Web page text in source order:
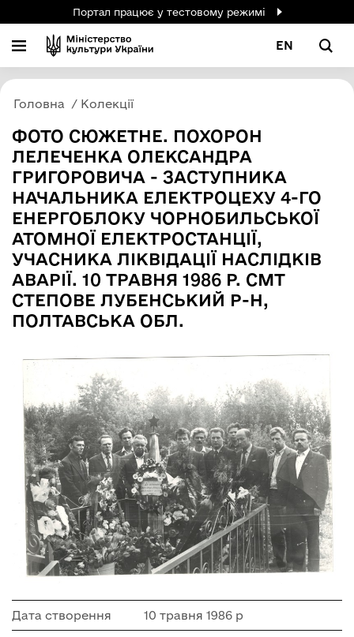
Портал працює у тестовому режимі
EN
Головна Колекції
ФОТО СЮЖЕТНЕ. ПОХОРОН
ЛЕЛЕЧЕНКА ОЛЕКСАНДРА
ГРИГОРОВИЧА - ЗАСТУПНИКА
НАЧАЛЬНИКА ЕЛЕКТРОЦЕХУ 4-ГО
ЕНЕРГОБЛОКУ ЧОРНОБИЛЬСЬКОЇ
АТОМНОЇ ЕЛЕКТРОСТАНЦІЇ,
УЧАСНИКА ЛІКВІДАЦІЇ НАСЛІДКІВ
АВАРІЇ. 10 ТРАВНЯ 1986 Р. СМТ
СТЕПОВЕ ЛУБЕНСЬКИЙ Р-Н,
ПОЛТАВСЬКА ОБЛ.
Дата створення 10 травня 1986 р